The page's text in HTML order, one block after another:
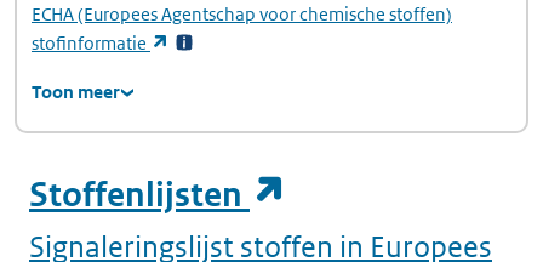
ECHA(Europees Agentschap voor chemische stoffen)
stofinformatie
(opent in een nieuw tabblad)
Toon meer
Stoffenlijsten
Signaleringslijst stoffen in Europees